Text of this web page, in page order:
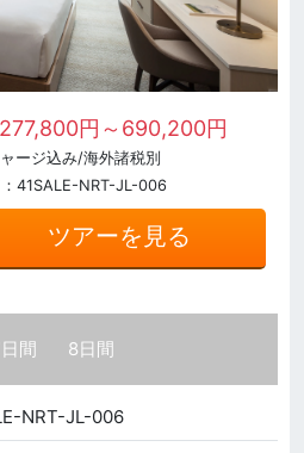
277,800円～690,200円
ージ込み/海外諸税別
41SALE-NRT-JL-006
ツアーを見る
間 8日間
NRT-JL-006